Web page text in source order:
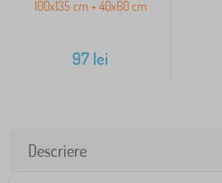
100x135 cm + 40x60 cm
97 lei
Descriere